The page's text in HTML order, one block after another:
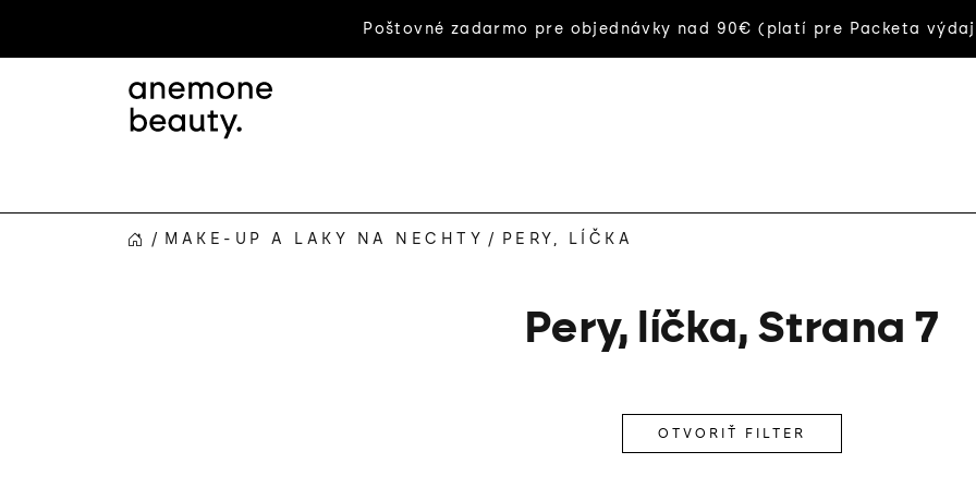
obsah
Poštovné zadarmo pre objednávky nad 90€ (platí pre Packeta
DOMOV
/ MAKE-UP A LAKY NA NECHTY / PERY, LÍČKA
Pery, líčka, Strana 7
OTVORIŤ FILTER